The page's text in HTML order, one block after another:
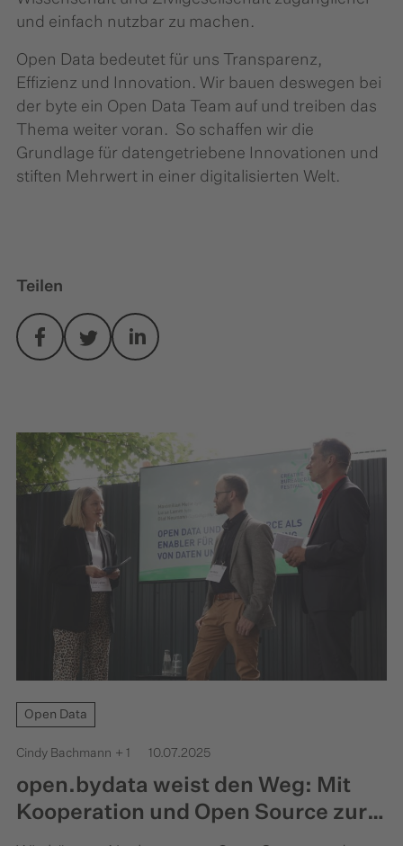
und einfach nutzbar zu machen.
Open Data bedeutet für uns Transparenz,
Effizienz und Innovation. Wir bauen deswegen bei
der byte ein Open Data Team auf und treiben das
Thema weiter voran. So schaffen wir die
Grundlage für datengetriebene Innovationen und
stiften Mehrwert in einer digitalisierten Welt.
Teilen
facebooktwitterlinkedin
Open Data
Cindy Bachmann + 1 10.07.2025
open.bydata weist den Weg: Mit
Kooperation und Open Source zur